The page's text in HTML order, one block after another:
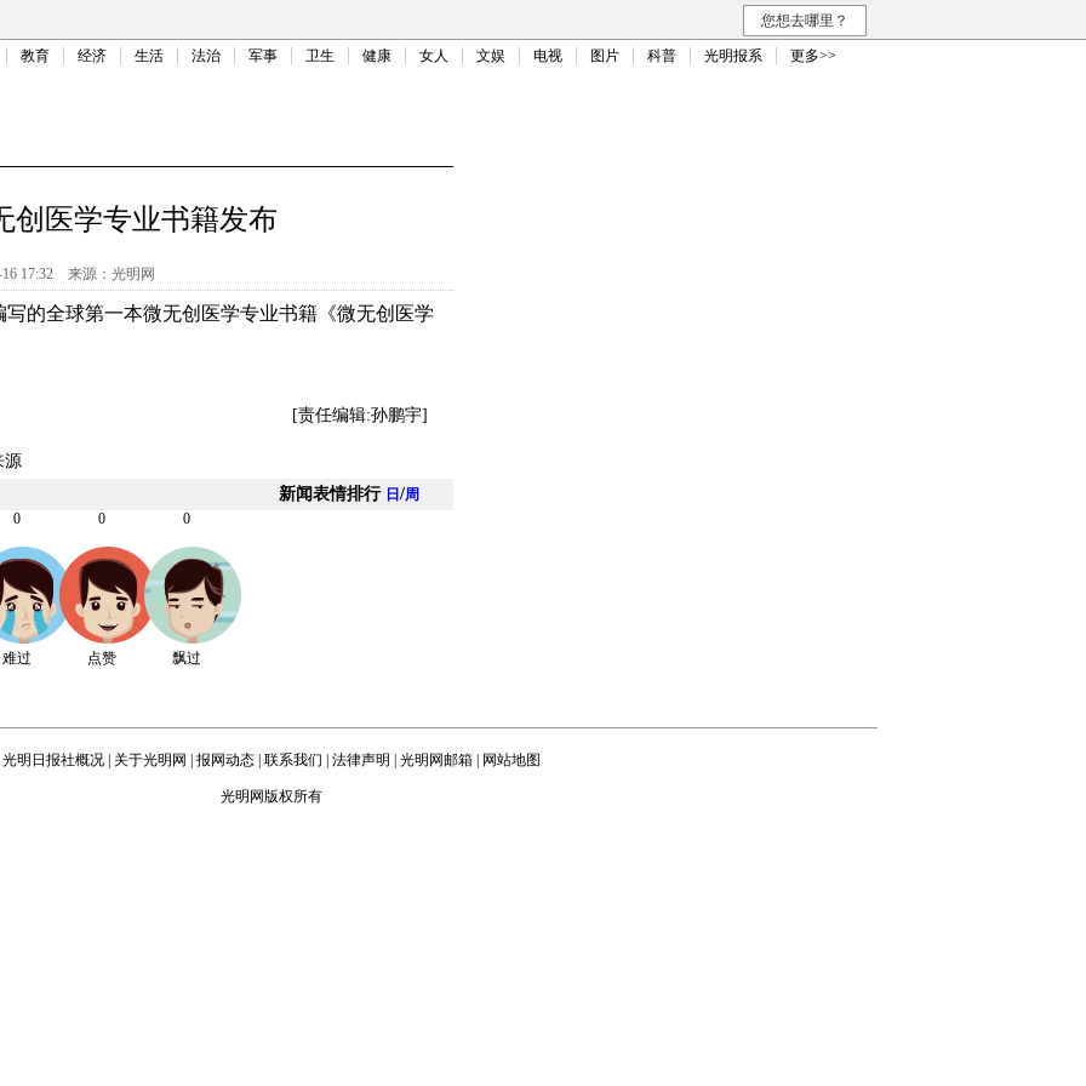
您想去哪里？
教育 经济 生活 法治 军事 卫生 健康 女人 文娱 电视 图片 科普 光明报系 更多>>
创医学专业书籍发布
17:32 来源： 光明网
写的全球第一本微无创医学专业书籍《微无创医学
[责任编辑:孙鹏宇]
源
新闻表情排行 日 /周
0
难过
0
点赞
0
飘过
光明日报社概况 关于光明网 报网动态 联系我们 法律声明 光明网邮箱 网站地图
光明网版权所有